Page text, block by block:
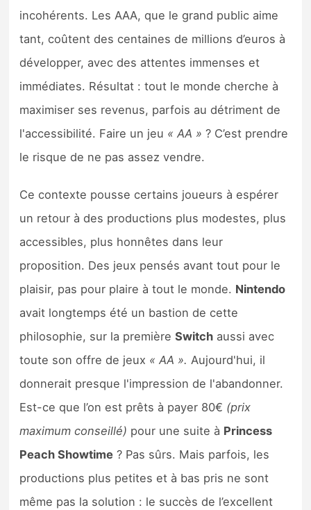
incohérents. Les AAA, que le grand public aime
tant, coûtent des centaines de millions d’euros à
développer, avec des attentes immenses et
immédiates. Résultat : tout le monde cherche à
maximiser ses revenus, parfois au détriment de
l'accessibilité. Faire un jeu « AA » ? C’est prendre
le risque de ne pas assez vendre.
Ce contexte pousse certains joueurs à espérer
un retour à des productions plus modestes, plus
accessibles, plus honnêtes dans leur
proposition. Des jeux pensés avant tout pour le
plaisir, pas pour plaire à tout le monde. Nintendo
avait longtemps été un bastion de cette
philosophie, sur la premièreSwitch aussi avec
toute son offre de jeux « AA ». Aujourd'hui, il
donnerait presque l'impression de l'abandonner.
Est-ce que l’on est prêts à payer 80€ (prix
maximum conseillé) pour une suite à Princess
Peach Showtime ? Pas sûrs. Mais parfois, les
productions plus petites et à bas pris ne sont
même pas la solution : le succès de l’excellent